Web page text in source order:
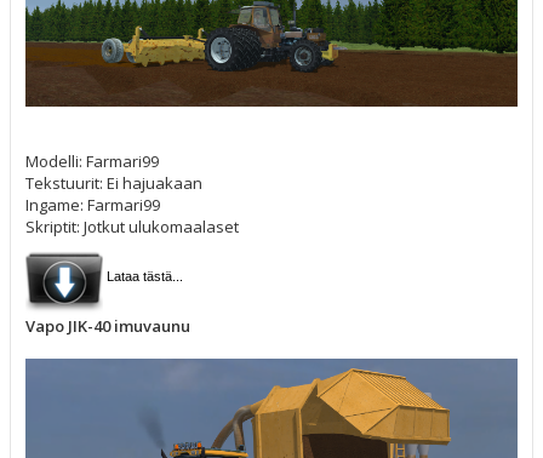
Modelli: Farmari99
Tekstuurit: Ei hajuakaan
Ingame: Farmari99
Skriptit: Jotkut ulukomaalaset
Lataa tästä...
Vapo JIK-40 imuvaunu